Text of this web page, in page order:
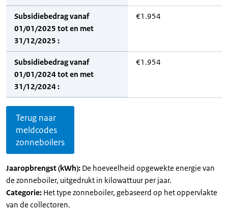
Subsidiebedrag vanaf
01/01/2025 tot en met
31/12/2025 :
€1.954
Subsidiebedrag vanaf
01/01/2024 tot en met
31/12/2024 :
€1.954
Terug naar
meldcodes
zonneboilers
Jaaropbrengst (kWh): De hoeveelheid opgewekte energie van
de zonneboiler, uitgedrukt in kilowattuur per jaar.
Categorie: Het type zonneboiler, gebaseerd op het oppervlakte
van de collectoren.